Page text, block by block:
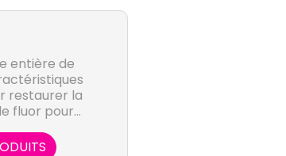
entière de
restaurer la
fluor pour
et propre.